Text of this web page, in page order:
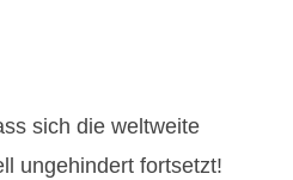
sich die weltweite
ungehindert fortsetzt!